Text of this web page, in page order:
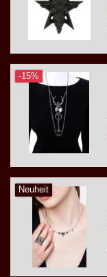
-15%
Neuheit